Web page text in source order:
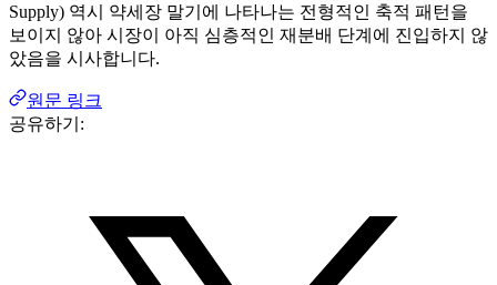
Supply) 역시 약세장 말기에 나타나는 전형적인 축적 패턴을
보이지 않아 시장이 아직 심층적인 재분배 단계에 진입하지 않
았음을 시사합니다.
원문 링크
공유하기: